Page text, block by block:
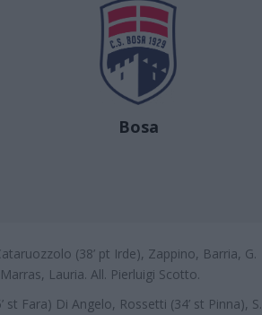
Bosa
(38’ pt Irde), Zappino, Barria, G.
Lauria. All. Pierluigi Scotto.
Fara) Di Angelo, Rossetti (34’ st Pinna), S.